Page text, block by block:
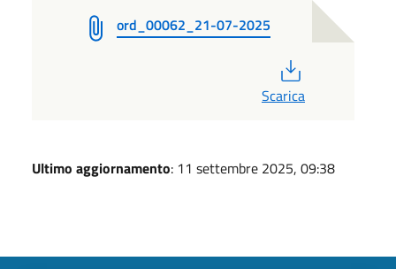
ord_00062_21-07-2025
Scarica
Ultimo aggiornamento: 11 settembre 2025, 09:38